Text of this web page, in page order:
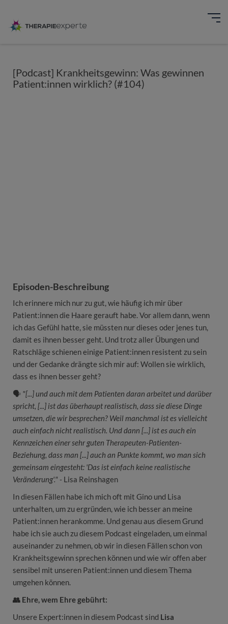
[Podcast] Krankheitsgewinn: Was gewinnen
Patient:innen wirklich? (#104)
Episoden-Beschreibung
Ich erinnere mich nur zu gut, wie häufig ich mir über
Patient:innen die Haare gerauft habe. Vor allem dann, wenn
ich das Gefühl hatte, sie müssten nur dieses oder jenes tun,
damit es ihnen besser geht. Und trotz aller Übungen und
Ratschläge schienen einige Patient:innen resistent zu sein
und der Gedanke drängte sich mir auf: Wollen sie wirklich,
dass es ihnen besser geht?
🗣 "[...] und auch mit dem Patienten daran arbeitet und darüber
spricht, [...] ist das überhaupt realistisch, dass sie diese Dinge
umsetzen, die wir besprechen? Weil manchmal ist es vielleicht
auch einfach nicht realistisch. Und dann [...] ist es auch ein
Kennzeichen einer sehr guten Therapeuten-Patienten-
Beziehung, dass man [...] auch an Punkte kommt, wo man sich
gemeinsam eingesteht: 'Das ist einfach keine realistische
Veränderung'." - Lisa Reinshagen
In diesen Fällen habe ich mich oft mit Gino und Lisa
unterhalten, um zu ergründen, wie ich besser an meine
Patient:innen herankomme. Und genau aus diesem Grund
habe ich sie auch zu diesem Podcast eingeladen, um einmal
auseinander zu nehmen, ob wir in diesen Fällen schon von
Krankheitsgewinn sprechen können und wie wir offen aber
sensibel mit unseren Patient:innen und diesem Thema
umgehen können.
👥 Ehre, wem Ehre gebührt:
Unsere Expert:innen in diesem Podcast sind Lisa